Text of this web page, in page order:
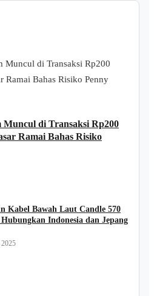
di Transaksi Rp200
Ramai Bahas Risiko
Kabel Bawah Laut Candle 570
Indonesia dan Jepang